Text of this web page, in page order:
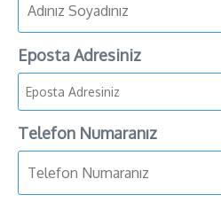
Eposta Adresiniz
Telefon Numaranız